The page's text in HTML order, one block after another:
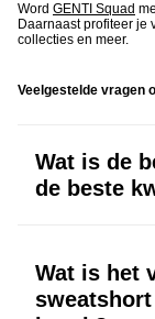
Word GENTI Squad
Daarnaast profiteer je
collecties en meer.
Veelgestelde vragen
Wat is de
de beste
korte joggingbroek
na meerdere
Wat is het